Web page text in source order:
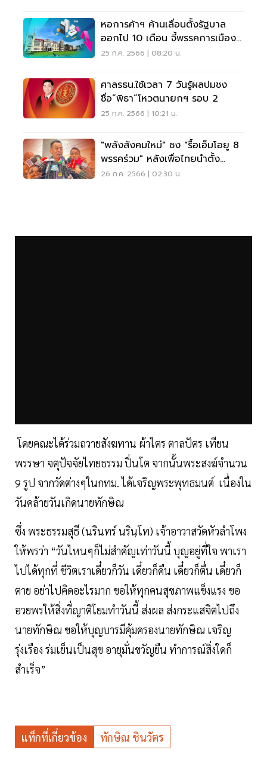
หอการค้าฯ ค้านเลื่อนตั้งรัฐบาล
ออกไป 10 เดือน จี้พรรคการเมือง
รีบหาทางลง
25 ก.ค. 2566 | 08:20 น.
ศาลรธน.ใช้เวลา 7 วันรู้ผลปมชง
ชื่อ“พิธา”โหวตนายกฯ รอบ 2
25 ก.ค. 2566 | 10:21 น.
"พลังสังคมใหม่" ชง "รื้อเอ็มโอยู 8
พรรคร่วม" หลังเพื่อไทยนำตั้ง
รัฐบาล
26 ก.ค. 2566 | 02:30 น.
โดยคณะได้ร่วมถวายสังฆทาน ผ้าไตร ตาลปัตร เทียน
พรรษา จตุปัจจัยไทยธรรม ปิ่นโต จากนั้นพระสงฆ์จำนวน
9 รูป จากวัดต่างๆในกทม. ได้เจริญพระพุทธมนต์ เนื่องใน
วันคล้ายวันเกิดนายทักษิณ
ซึ่ง พระธรรมสุธี (นรินทร์ นรินฺโท) เจ้าอาวาสวัดหัวลำโพง
ให้พรว่า “วันไหนๆก็ไม่สำคัญเท่าวันนี้ บุญอยู่ที่ใจ พาเรา
ไปได้ทุกที่ ชีวิตเราเดี๋ยวก็วัน เดี๋ยวก็คืน เดี๋ยวก็ตื่น เดี๋ยวก็
ตาย อย่าไปคิดอะไรมาก ขอให้ทุกคนสุขภาพแข็งแรง ขอ
อวยพรให้สิ่งที่ญาติโยมทำวันนี้ ส่งผล ส่งกระแสจิตไปถึง
นายทักษิณ ขอให้บุญบารมีคุ้มครองนายทักษิณ เจริญ
รุ่งเรือง ร่มเย็นเป็นสุข อายุมั่นขวัญยืน ทำการณ์สิ่งใดก็
สำเร็จ”
แท็กที่เกี่ยวข้อง ทักษิณ ชินวัตร